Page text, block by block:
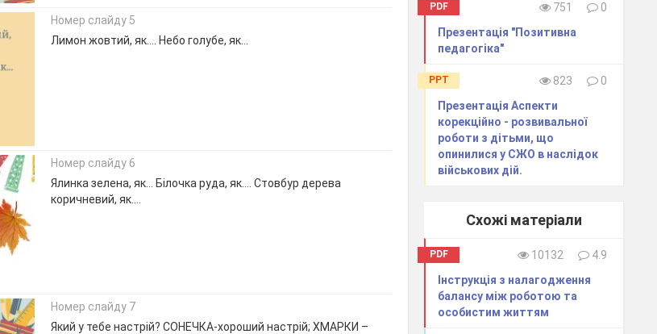
Номер слайду 5
Лимон жовтий, як…. Небо голубе, як…
Номер слайду 6
Ялинка зелена, як… Білочка руда, як…. Стовбур дерева
коричневий, як….
Номер слайду 7
Який у тебе настрій? СОНЕЧКА-хороший настрій; ХМАРКИ –
PDF 751
0
Презентація "Позитивна
педагогіка"
PPT 823
0
Презентація Аспекти
корекційно - розвивальної
роботи з дітьми, що
опинилися у СЖО в наслідок
військових дій.
Схожі матеріали
PDF 10132
4.9
Інструкція з налагодження
балансу між роботою та
особистим життям